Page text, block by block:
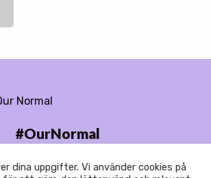
#OurNormal
dina uppgifter. Vi använder cookies på